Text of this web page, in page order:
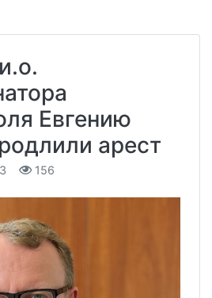
Евгению
арест
156